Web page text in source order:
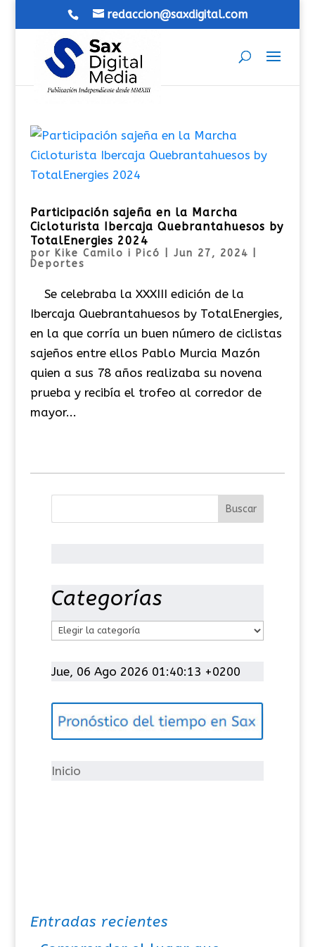
redaccion@saxdigital.com
Participación sajeña en la Marcha
Cicloturista Ibercaja Quebrantahuesos by
TotalEnergies 2024
por Kike Camilo i Picó Jun 27, 2024
Deportes
Se celebraba la XXXIII edición de la
Ibercaja Quebrantahuesos by TotalEnergies,
en la que corría un buen número de ciclistas
sajeños entre ellos Pablo Murcia Mazón
quien a sus 78 años realizaba su novena
prueba y recibía el trofeo al corredor de
mayor...
Categorías
t
g
í
Jue, 06 Ago 2026 01:40:13 +0200
Inicio
Entradas recientes